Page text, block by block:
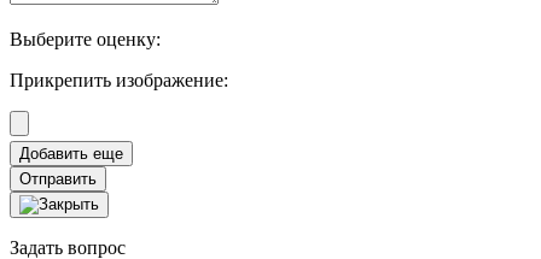
Выберите оценку:
Прикрепить изображение:
Отправить
Задать вопрос